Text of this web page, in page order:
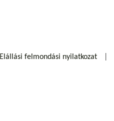
Elállási felmondási nyilatkozat